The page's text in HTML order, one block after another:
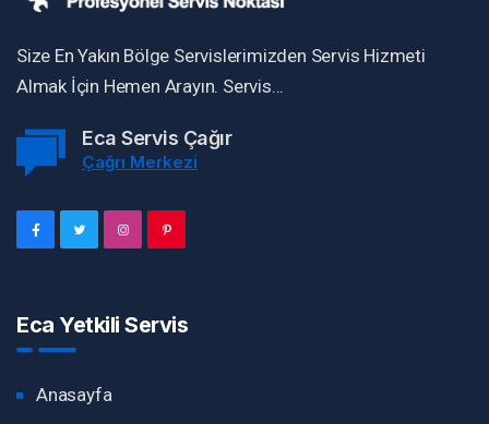
Size En Yakın Bölge Servislerimizden Servis Hizmeti
Almak İçin Hemen Arayın. Servis...
Eca Servis Çağır
Çağrı Merkezi
Eca Yetkili Servis
Anasayfa